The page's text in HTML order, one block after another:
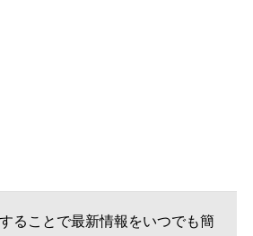
ることで最新情報をいつでも簡